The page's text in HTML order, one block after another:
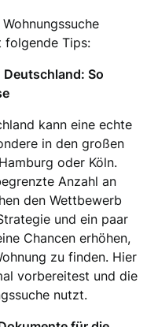
folgende Tips:
So
kann eine echte
in den großen
oder Köln.
Anzahl an
den Wettbewerb
und ein paar
Chancen erhöhen,
zu finden. Hier
vorbereitest und die
nutzt.